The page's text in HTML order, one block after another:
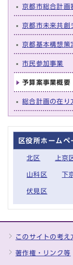
京都市総合計画
京都市未来共創
京都基本構想策
市民参加事業
予算案事業概要
総合計画の在り
区役所ホームペ
北区 上京
山科区 下
伏見区
このサイトの考え
著作権・リンク等